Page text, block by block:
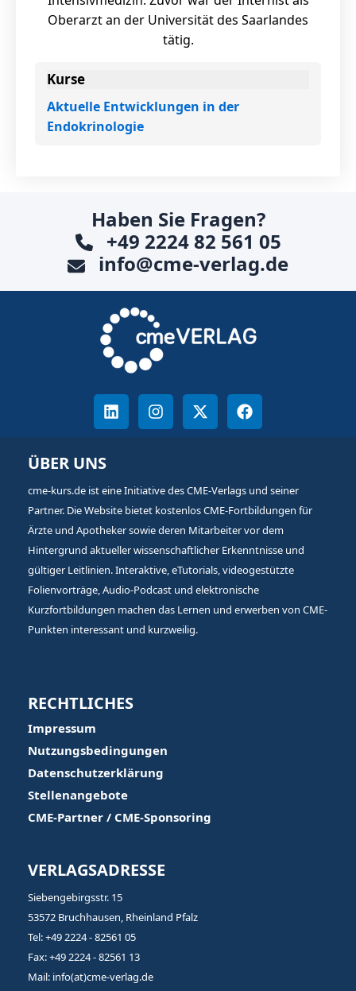
Oberarzt an der Universität des Saarlandes
tätig.
Kurse
Aktuelle Entwicklungen in der
Endokrinologie
Haben Sie Fragen?
+49 2224 82 561 05
info@cme-verlag.de
ÜBER UNS
cme-kurs.de ist eine Initiative des CME-Verlags und seiner
Partner. Die Website bietet kostenlos CME-Fortbildungen für
Ärzte und Apotheker sowie deren Mitarbeiter vor dem
Hintergrund aktueller wissenschaftlicher Erkenntnisse und
gültiger Leitlinien. Interaktive, eTutorials, videogestützte
Folienvorträge, Audio-Podcast und elektronische
Kurzfortbildungen machen das Lernen und erwerben von CME-
Punkten interessant und kurzweilig.
RECHTLICHES
Impressum
Nutzungsbedingungen
Datenschutzerklärung
Stellenangebote
CME-Partner / CME-Sponsoring
VERLAGSADRESSE
Siebengebirgsstr. 15
53572 Bruchhausen, Rheinland Pfalz
Tel: +49 2224 - 82561 05
Fax: +49 2224 - 82561 13
Mail: info(at)cme-verlag.de